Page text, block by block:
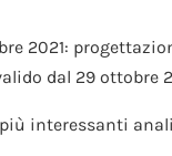
2021:
dal 29 ottobre
interessanti